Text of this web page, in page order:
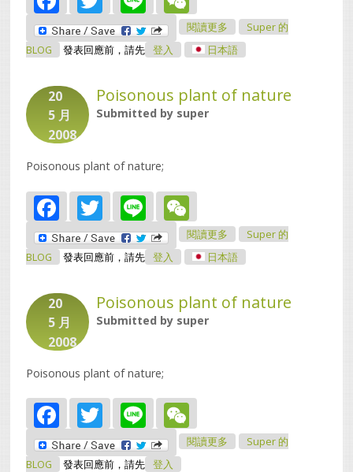
閱讀更多關於Development
Overview Of Microwave
Heating Technology
Super 的
BLOG
發表回應前，請先 登入 日本語
20
5 月
2008
Poisonous plant of nature
Submitted by super
Poisonous plant of nature;
Facebook
Twitter
Line
閱讀更多關於Poisonous Plant Of
Nature
Super 的
BLOG
發表回應前，請先 登入 日本語
20
5 月
2008
Poisonous plant of nature
Submitted by super
Poisonous plant of nature;
Facebook
Twitter
Line
閱讀更多關於Poisonous Plant Of
Nature
Super 的
BLOG
發表回應前，請先 登入